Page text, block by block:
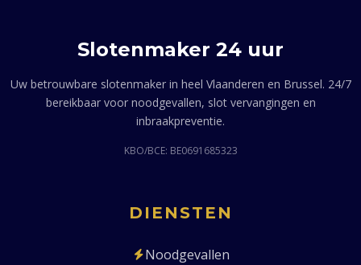
Slotenmaker 24 uur
Uw betrouwbare slotenmaker in heel Vlaanderen en Brussel. 24/7
bereikbaar voor noodgevallen, slot vervangingen en
inbraakpreventie.
KBO/BCE: BE0691685323
DIENSTEN
Noodgevallen